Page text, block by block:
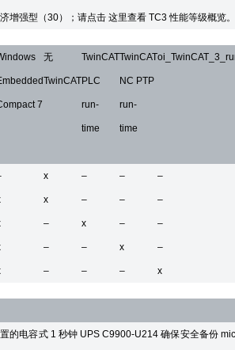
增强型（30）；请点击 这里查看 TC3 性能等级概览。
7
无
TwinCAT
TwinCAT
PLC
run-
time
TwinCAT
NC PTP
run-
time
x – – –
x – – –
– x – –
– – x –
– – – x
的电容式 1 秒钟 UPS C9900-U214 确保安全备份